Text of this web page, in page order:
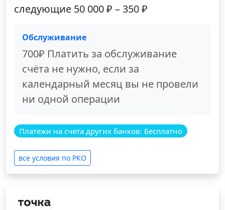
следующие 50 000 ₽ – 350 ₽
Обслуживание
700₽ Платить за обслуживание
счёта не нужно, если за
календарный месяц вы не провели
ни одной операции
Платежи на счета других банков: Бесплатно
все условия по РКО